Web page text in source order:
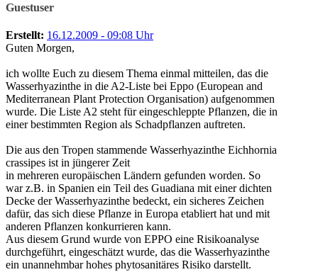
Guestuser
Erstellt: 16.12.2009 - 09:08 Uhr
Guten Morgen,
ich wollte Euch zu diesem Thema einmal mitteilen, das die
Wasserhyazinthe in die A2-Liste bei Eppo (European and
Mediterranean Plant Protection Organisation) aufgenommen
wurde. Die Liste A2 steht für eingeschleppte Pflanzen, die in
einer bestimmten Region als Schadpflanzen auftreten.
Die aus den Tropen stammende Wasserhyazinthe Eichhornia
crassipes ist in jüngerer Zeit
in mehreren europäischen Ländern gefunden worden. So
war z.B. in Spanien ein Teil des Guadiana mit einer dichten
Decke der Wasserhyazinthe bedeckt, ein sicheres Zeichen
dafür, das sich diese Pflanze in Europa etabliert hat und mit
anderen Pflanzen konkurrieren kann.
Aus diesem Grund wurde von EPPO eine Risikoanalyse
durchgeführt, eingeschätzt wurde, das die Wasserhyazinthe
ein unannehmbar hohes phytosanitäres Risiko darstellt.